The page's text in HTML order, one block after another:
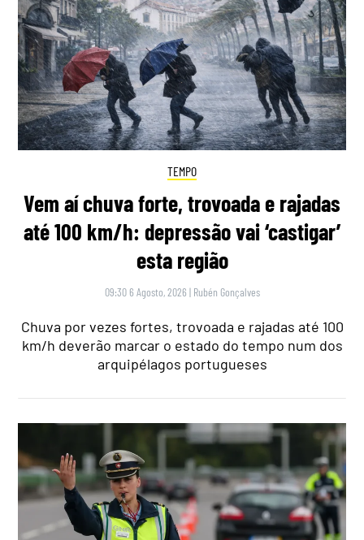
TEMPO
Vem aí chuva forte, trovoada e rajadas
até 100 km/h: depressão vai ‘castigar’
esta região
09:30 6 Agosto, 2026 | Rubén Gonçalves
Chuva por vezes fortes, trovoada e rajadas até 100
km/h deverão marcar o estado do tempo num dos
arquipélagos portugueses